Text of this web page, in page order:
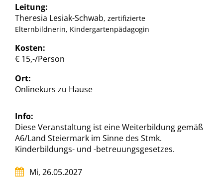
Leitung:
Theresia Lesiak-Schwab, zertifizierte
Elternbildnerin, Kindergartenpädagogin
Kosten:
€ 15,-/Person
Ort:
Onlinekurs zu Hause
Info:
Diese Veranstaltung ist eine Weiterbildung gemäß
A6/Land Steiermark im Sinne des Stmk.
Kinderbildungs- und -betreuungsgesetzes.
Mi, 26.05.2027